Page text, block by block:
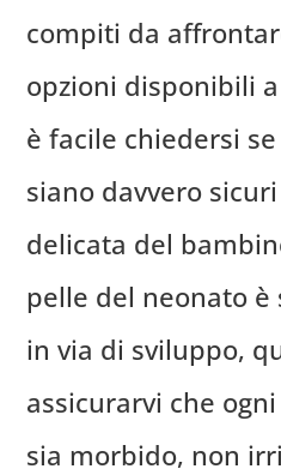
compiti da
opzioni disponibili
è facile chiedersi
siano davvero
delicata del
pelle del neonato è
in via di sviluppo,
assicurarvi che
sia morbido, non